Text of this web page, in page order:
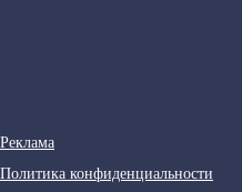
Реклама
Политика конфиденциальности